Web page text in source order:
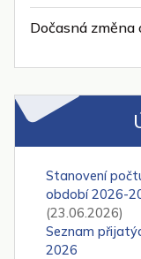
Dočasná
Stanovení
období 2026-
(23.06.2026)
Seznam
2026